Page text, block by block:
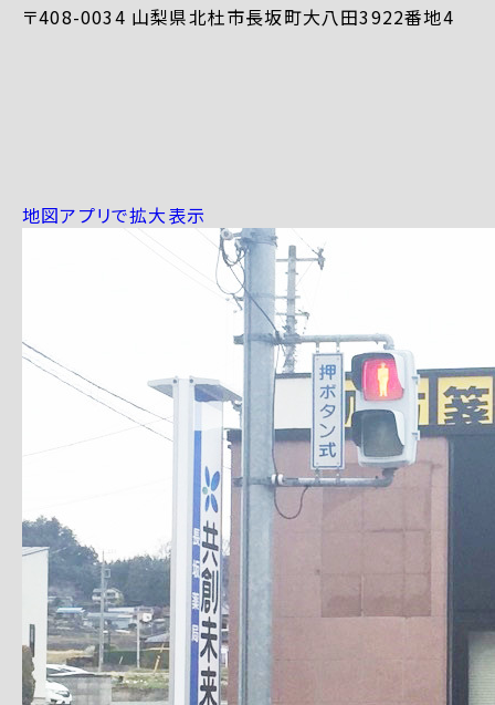
〒408-0034 山梨県北杜市長坂町大八田3922番地4
地図アプリで拡大表示